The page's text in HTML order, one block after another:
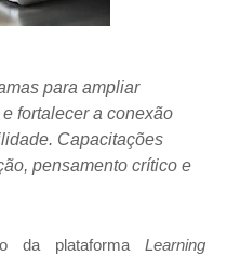
para ampliar
fortalecer a conexão
Capacitações
pensamento crítico e
da plataforma Learning